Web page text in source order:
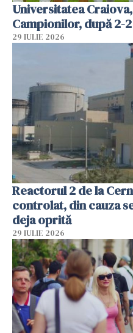
Universitatea
Campionilor, după 2-
29 IULIE 2026
Reactorul 2 de la
controlat, din cauza
deja oprită
29 IULIE 2026